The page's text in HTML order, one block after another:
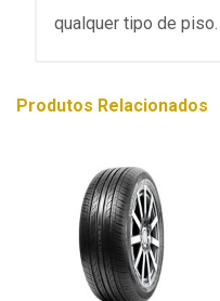
qualquer tipo de piso.
Produtos Relacionados